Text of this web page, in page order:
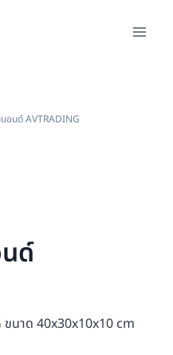
อนด์ AVTRADING
ด์
ขนาด 40x30x10x10 cm